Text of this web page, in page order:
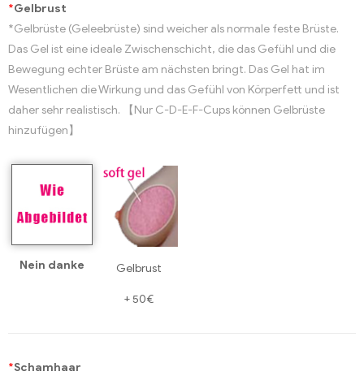
*Gelbrust
*Gelbrüste (Geleebrüste) sind weicher als normale feste Brüste.
Das Gel ist eine ideale Zwischenschicht, die das Gefühl und die
Bewegung echter Brüste am nächsten bringt. Das Gel hat im
Wesentlichen die Wirkung und das Gefühl von Körperfett und ist
daher sehr realistisch. 【Nur C-D-E-F-Cups können Gelbrüste
hinzufügen】
Nein danke Gelbrust
+50€
*Schamhaar